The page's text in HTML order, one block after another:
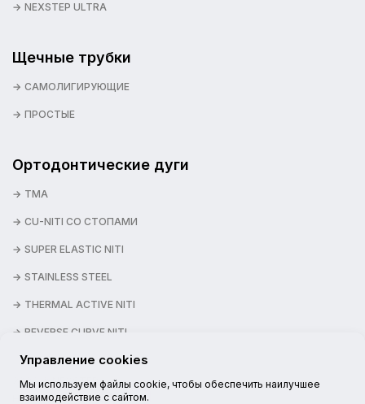
NEXSTEP ULTRA
Щечные трубки
САМОЛИГИРУЮЩИЕ
ПРОСТЫЕ
Ортодонтические дуги
TMA
CU-NITI СО СТОПАМИ
SUPER ELASTIC NITI
STAINLESS STEEL
THERMAL ACTIVE NITI
REVERSE CURVE NITI
2026 © NEXSTEP
НАШИ КАНАЛЫ:
Управление cookies
Мы используем файлы cookie, чтобы обеспечить наилучшее
взаимодействие с сайтом.